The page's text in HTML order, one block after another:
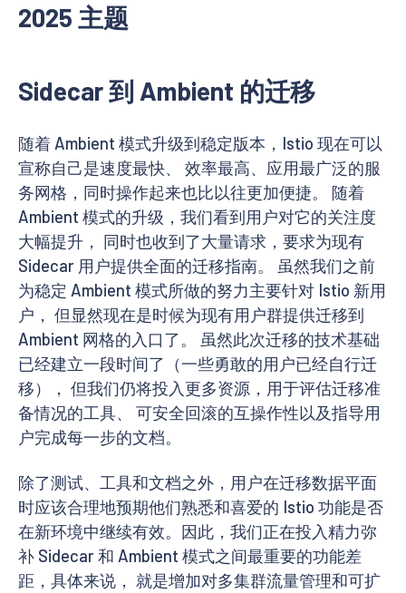
2025 主题
Sidecar 到 Ambient 的迁移
随着 Ambient 模式升级到稳定版本，Istio 现在可以
宣称自己是速度最快、 效率最高、应用最广泛的服
务网格，同时操作起来也比以往更加便捷。 随着
Ambient 模式的升级，我们看到用户对它的关注度
大幅提升， 同时也收到了大量请求，要求为现有
Sidecar 用户提供全面的迁移指南。 虽然我们之前
为稳定 Ambient 模式所做的努力主要针对 Istio 新用
户， 但显然现在是时候为现有用户群提供迁移到
Ambient 网格的入口了。 虽然此次迁移的技术基础
已经建立一段时间了（一些勇敢的用户已经自行迁
移）， 但我们仍将投入更多资源，用于评估迁移准
备情况的工具、 可安全回滚的互操作性以及指导用
户完成每一步的文档。
除了测试、工具和文档之外，用户在迁移数据平面
时应该合理地预期他们熟悉和喜爱的 Istio 功能是否
在新环境中继续有效。因此，我们正在投入精力弥
补 Sidecar 和 Ambient 模式之间最重要的功能差
距，具体来说， 就是增加对多集群流量管理和可扩